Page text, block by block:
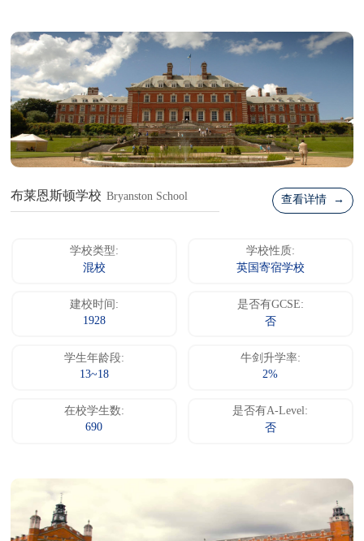
布莱恩斯顿学校 Bryanston School 查看详情 →
学校类型:
混校
学校性质:
英国寄宿学校
建校时间:
1928
是否有GCSE:
否
学生年龄段:
13~18
牛剑升学率:
2%
在校学生数:
690
是否有A-Level:
否